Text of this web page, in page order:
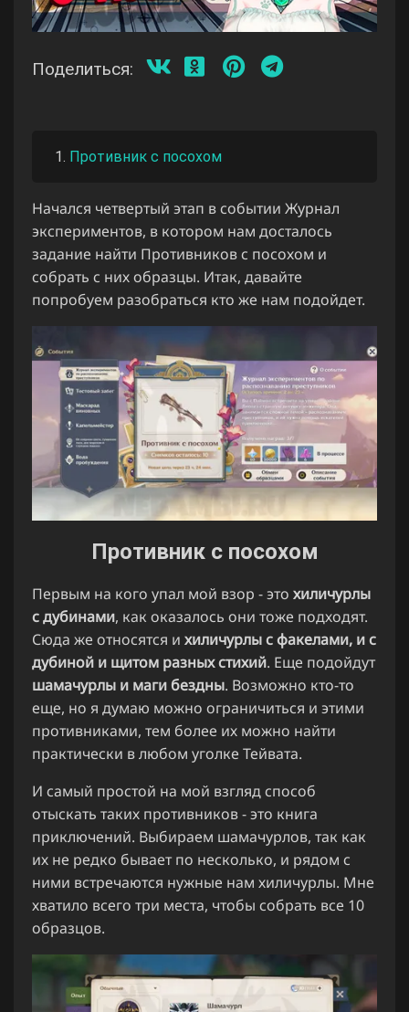
Поделиться:
Противник с посохом
Начался четвертый этап в событии Журнал
экспериментов, в котором нам досталось
задание найти Противников с посохом и
собрать с них образцы. Итак, давайте
попробуем разобраться кто же нам подойдет.
Противник с посохом
Первым на кого упал мой взор - это хиличурлы
с дубинами, как оказалось они тоже подходят.
Сюда же относятся и хиличурлы с факелами, и с
дубиной и щитом разных стихий. Еще подойдут
шамачурлы и маги бездны. Возможно кто-то
еще, но я думаю можно ограничиться и этими
противниками, тем более их можно найти
практически в любом уголке Тейвата.
И самый простой на мой взгляд способ
отыскать таких противников - это книга
приключений. Выбираем шамачурлов, так как
их не редко бывает по несколько, и рядом с
ними встречаются нужные нам хиличурлы. Мне
хватило всего три места, чтобы собрать все 10
образцов.